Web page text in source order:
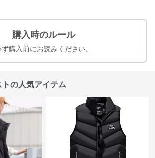
購入時のルール
ず購入前にお読みください。
トの人気アイテム